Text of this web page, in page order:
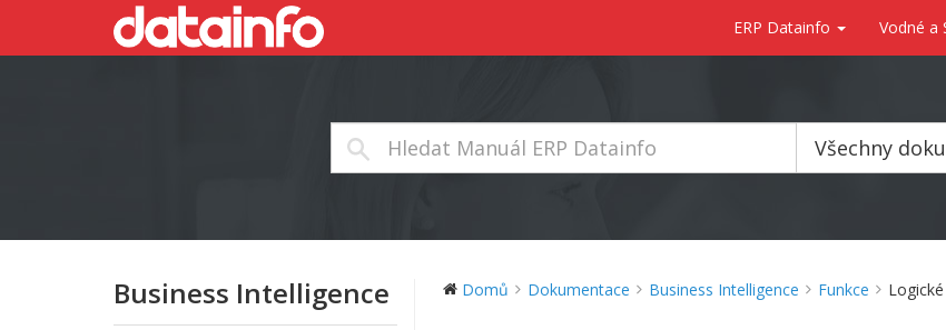
ERP Datainfo Vodné a
Všechny
Business Intelligence Domů Dokumentace Business Intelligence Funkce